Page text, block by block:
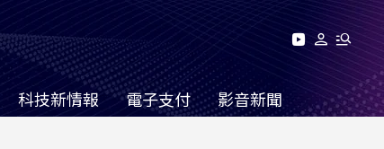
科技新情報 電子支付 影音新聞